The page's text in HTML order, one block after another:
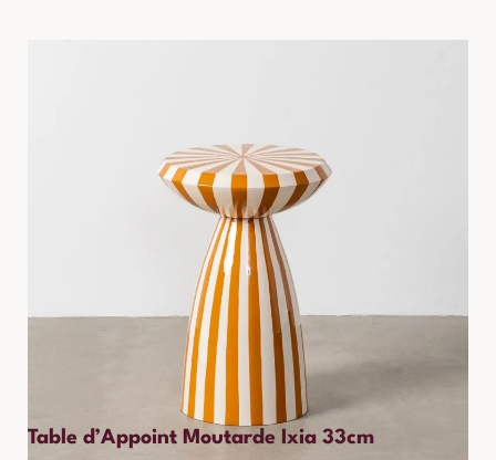
Table d’Appoint Moutarde Ixia 33cm